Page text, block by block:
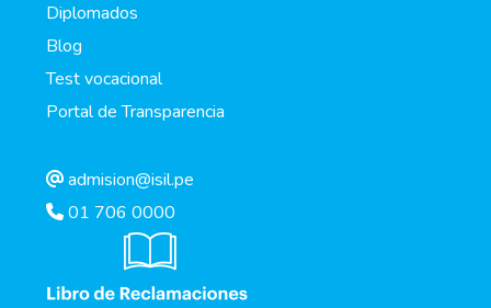
Diplomados
Blog
Test vocacional
Portal de Transparencia
admision@isil.pe
01 706 0000